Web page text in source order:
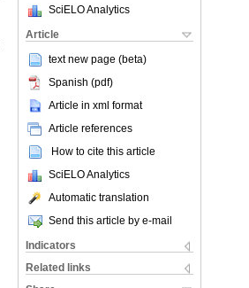
SciELO Analytics
Article
text new page (beta)
Spanish (pdf)
Article in xml format
Article references
How to cite this article
SciELO Analytics
Automatic translation
Send this article by e-mail
Indicators
Related links